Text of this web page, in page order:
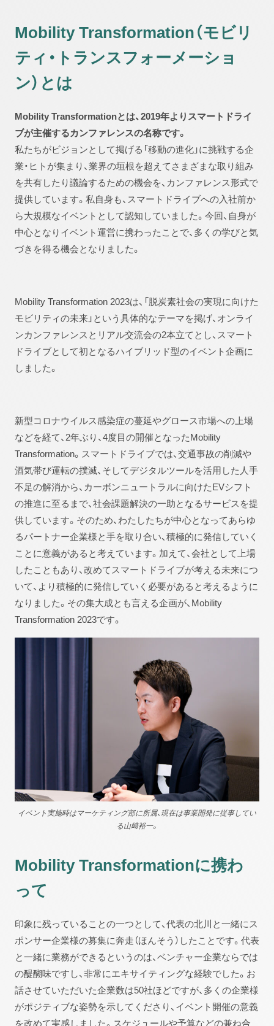
Mobility Transformation（モビリ
ティ・トランスフォーメーショ
ン）とは
Mobility Transformationとは、2019年よりスマートドライ
ブが主催するカンファレンスの名称です。
私たちがビジョンとして掲げる「移動の進化」に挑戦する企
業・ヒトが集まり、業界の垣根を超えてさまざまな取り組み
を共有したり議論するための機会を、カンファレンス形式で
提供しています。私自身も、スマートドライブへの入社前か
ら大規模なイベントとして認知していました。今回、自身が
中心となりイベント運営に携わったことで、多くの学びと気
づきを得る機会となりました。
Mobility Transformation 2023は、「脱炭素社会の実現に向けた
モビリティの未来」という具体的なテーマを掲げ、オンライ
ンカンファレンスとリアル交流会の2本立てとし、スマート
ドライブとして初となるハイブリッド型のイベント企画に
しました。
新型コロナウイルス感染症の蔓延やグロース市場への上場
などを経て、2年ぶり、4度目の開催となったMobility
Transformation。スマートドライブでは、交通事故の削減や
酒気帯び運転の撲滅、そしてデジタルツールを活用した人手
不足の解消から、カーボンニュートラルに向けたEVシフト
の推進に至るまで、社会課題解決の一助となるサービスを提
供しています。そのため、わたしたちが中心となってあらゆ
るパートナー企業様と手を取り合い、積極的に発信していく
ことに意義があると考えています。加えて、会社として上場
したこともあり、改めてスマートドライブが考える未来につ
いて、より積極的に発信していく必要があると考えるように
なりました。その集大成とも言える企画が、Mobility
Transformation 2023です。
イベント実施時はマーケティング部に所属、現在は事業開発に従事してい
る山﨑裕一。
Mobility Transformationに携わ
って
印象に残っていることの一つとして、代表の北川と一緒にス
ポンサー企業様の募集に奔走（ほんそう）したことです。代表
と一緒に業務ができるというのは、ベンチャー企業ならでは
の醍醐味ですし、非常にエキサイティングな経験でした。お
話させていただいた企業数は50社ほどですが、多くの企業様
がポジティブな姿勢を示してくださり、イベント開催の意義
を改めて実感しました。スケジュールや予算などの兼ね合